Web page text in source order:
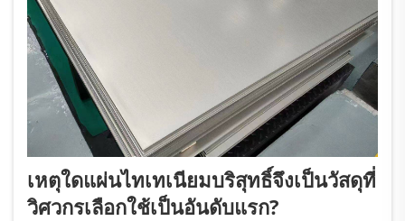
เหตุใดแผ่นไทเทเนียมบริสุทธิ์จึงเป็นวัสดุที่
วิศวกรเลือกใช้เป็นอันดับแรก?